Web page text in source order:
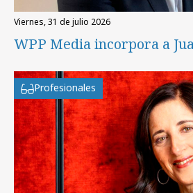
viernes, 31 de julio 2026
WPP Media incorpora a
Profesionales